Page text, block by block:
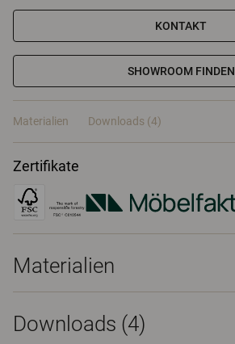
KONTAKT
SHOWROOM FINDEN
Materialien Downloads (4)
Zertifikate
Materialien
Downloads (4)